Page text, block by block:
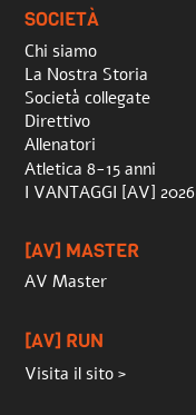
SOCIETÀ
Chi siamo
La Nostra Storia
Società collegate
Direttivo
Allenatori
Atletica 8-15 anni
I VANTAGGI [AV] 2026
[AV] MASTER
AV Master
[AV] RUN
Visita il sito >